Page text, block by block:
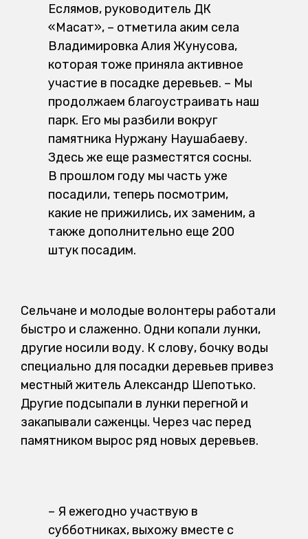
Еслямов, руководитель ДК
«Мақсат», – отметила аким села
Владимировка Алия Жунусова,
которая тоже приняла активное
участие в посадке деревьев. – Мы
продолжаем благоустраивать наш
парк. Его мы разбили вокруг
памятника Нуржану Наушабаеву.
Здесь же еще разместятся сосны.
В прошлом году мы часть уже
посадили, теперь посмотрим,
какие не прижились, их заменим, а
также дополнительно еще 200
штук посадим.
Сельчане и молодые волонтеры работали
быстро и слаженно. Одни копали лунки,
другие носили воду. К слову, бочку воды
специально для посадки деревьев привез
местный житель Александр Шепотько.
Другие подсыпали в лунки перегной и
закапывали саженцы. Через час перед
памятником вырос ряд новых деревьев.
– Я ежегодно участвую в
субботниках, выхожу вместе с